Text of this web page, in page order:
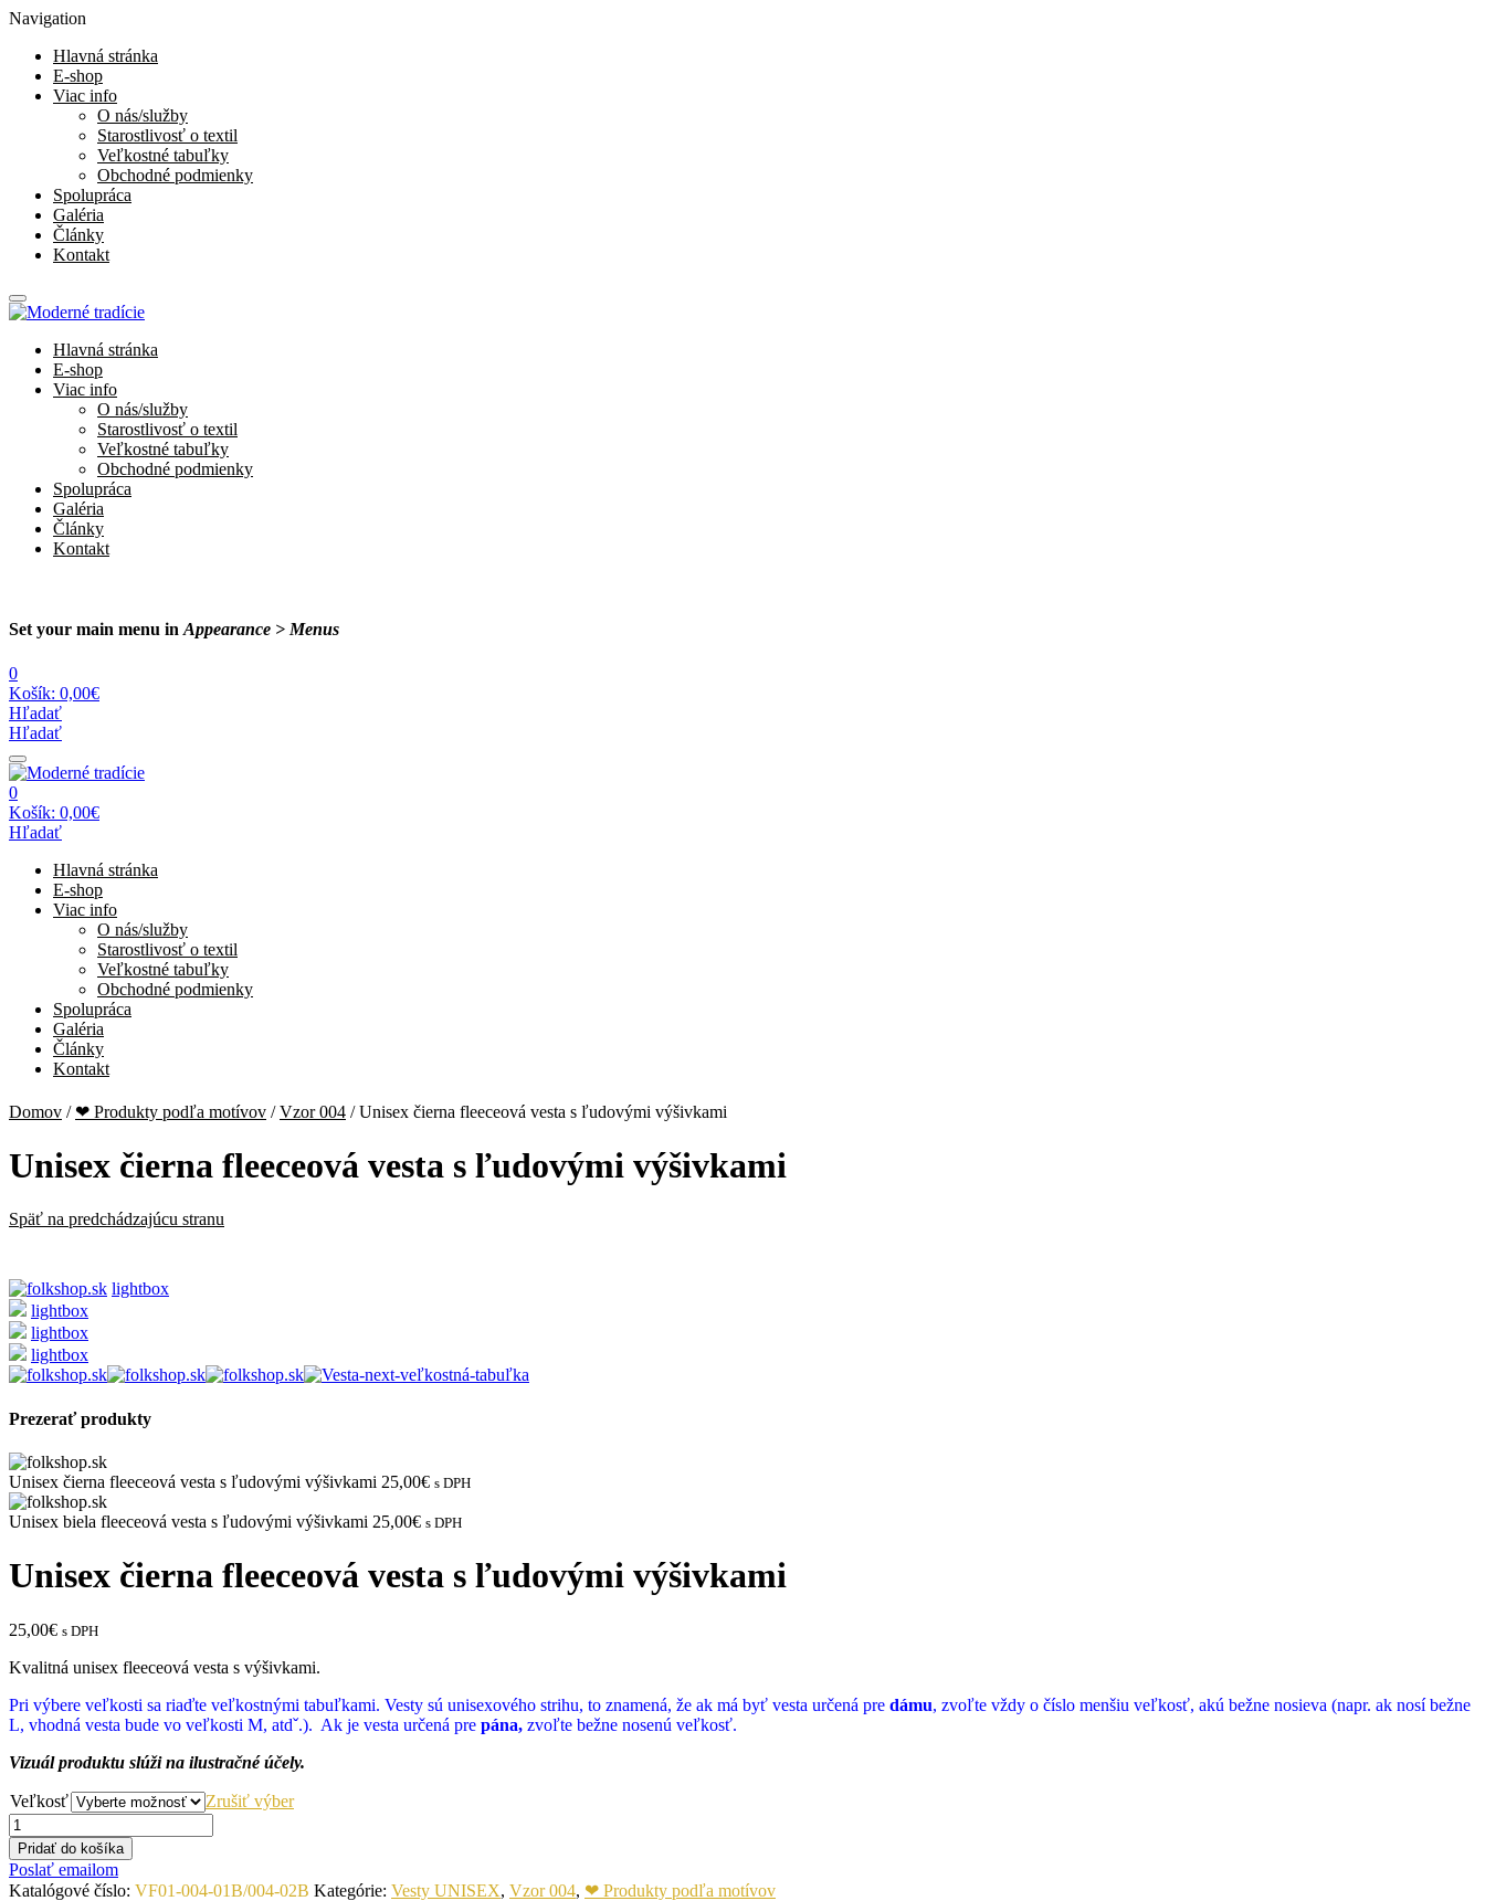
Navigation
Hlavná stránka
E-shop
Viac info
O nás/služby
Starostlivosť o textil
Veľkostné tabuľky
Obchodné podmienky
Spolupráca
Galéria
Články
Kontakt
Hlavná stránka
E-shop
Viac info
O nás/služby
Starostlivosť o textil
Veľkostné tabuľky
Obchodné podmienky
Spolupráca
Galéria
Články
Kontakt
Set your main menu in Appearance > Menus
0
Košík: 0,00€
Hľadať
Hľadať
0
Košík: 0,00€
Hľadať
Hlavná stránka
E-shop
Viac info
O nás/služby
Starostlivosť o textil
Veľkostné tabuľky
Obchodné podmienky
Spolupráca
Galéria
Články
Kontakt
Domov / ❤ Produkty podľa motívov / Vzor 004 /Unisex čierna fleeceová vesta s ľudovými výšivkami
Unisex čierna fleeceová vesta s ľudovými výšivkami
Späť na predchádzajúcu stranu
lightbox
lightbox
lightbox
lightbox
Prezerať produkty
Unisex čierna fleeceová vesta s ľudovými výšivkami 25,00€ s DPH
Unisex biela fleeceová vesta s ľudovými výšivkami 25,00€ s DPH
Unisex čierna fleeceová vesta s ľudovými výšivkami
25,00€ s DPH
Kvalitná unisex fleeceová vesta s výšivkami.
Pri výbere veľkosti sa riaďte veľkostnými tabuľkami. Vesty sú unisexového strihu, to znamená, že ak má byť vesta určená pre dámu, zvoľte vždy o číslo menšiu veľkosť, akú bežne nosieva (napr. ak nosí bežne
L, vhodná vesta bude vo veľkosti M, atdˇ.). Ak je vesta určená pre pána, zvoľte bežne nosenú veľkosť.
Vizuál produktu slúži na ilustračné účely.
Veľkosť Zrušiť výber
Pridať do košíka
Poslať emailom
Katalógové číslo: VF01-004-01B/004-02B Kategórie: Vesty UNISEX, Vzor 004, ❤ Produkty podľa motívov